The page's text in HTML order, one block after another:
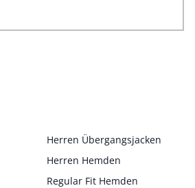
Herren Übergangsjacken
Herren Hemden
Regular Fit Hemden